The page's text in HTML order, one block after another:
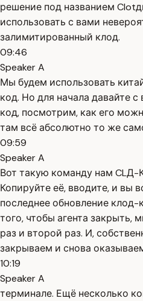
решение под названием
использовать с вами
залимитированный клод.
09:46
Speaker A
Мы будем использовать
код. Но для начала давайте
код, посмотрим, как его
там всё абсолютно то же
09:59
Speaker A
Вот такую команду нам CLД-
Копируйте её, вводите, и вы
последнее обновление клод-
того, чтобы агента
раз и второй раз. И,
закрываем и снова
10:19
Speaker A
терминале. Ещё несколько